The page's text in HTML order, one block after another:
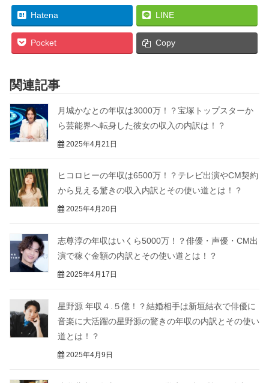
Hatena LINE
Pocket Copy
関連記事
月城かなとの年収は3000万！？宝塚トップスターか
ら芸能界へ転身した彼女の収入の内訳は！？
2025年4月21日
ヒコロヒーの年収は6500万！？テレビ出演やCM契約
から見える驚きの収入内訳とその使い道とは！？
2025年4月20日
志尊淳の年収はいくら5000万！？俳優・声優・CM出
演で稼ぐ金額の内訳とその使い道とは！？
2025年4月17日
星野源 年収４.５億！？結婚相手は新垣結衣で俳優に
音楽に大活躍の星野源の驚きの年収の内訳とその使い
道とは！？
2025年4月9日